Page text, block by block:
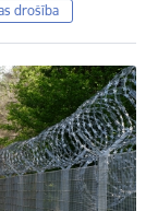
drošība